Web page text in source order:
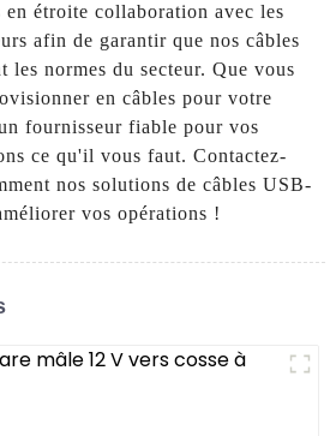
étroite collaboration avec les
afin de garantir que nos câbles
les normes du secteur. Que vous
en câbles pour votre
fournisseur fiable pour vos
ce qu'il vous faut. Contactez-
nos solutions de câbles USB-
vos opérations !